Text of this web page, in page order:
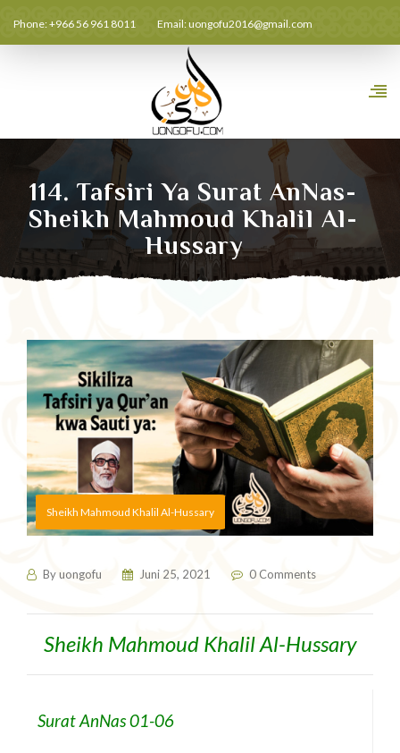
Phone: +966 56 961 8011 Email:uongofu2016@gmail.com
114. Tafsiri Ya Surat AnNas-
Sheikh Mahmoud Khalil Al-
Hussary
Sheikh Mahmoud Khalil Al-Hussary
Byuongofu Juni 25, 2021 0 Comments
Sheikh Mahmoud Khalil Al-Hussary
Surat AnNas 01-06